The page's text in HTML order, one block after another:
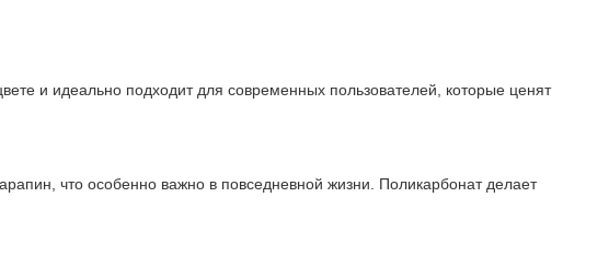
и идеально подходит для современных пользователей, которые ценят
что особенно важно в повседневной жизни. Поликарбонат делает